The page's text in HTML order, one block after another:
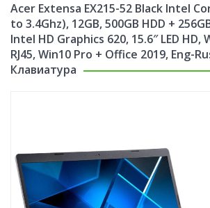
Acer Extensa EX215-52 Black Intel
to 3.4Ghz), 12GB, 500GB HDD +
Intel HD Graphics 620, 15.6″ LED HD,
RJ45, Win10 Pro + Office 2019, Eng-
Клавиатура